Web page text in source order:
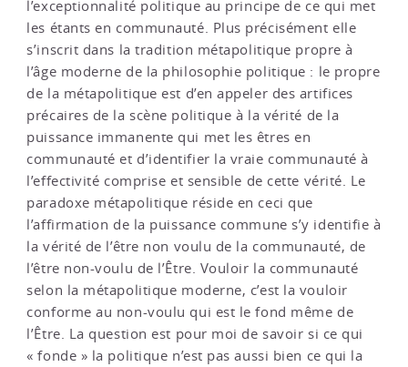
l’exceptionnalité politique au principe de ce qui met
les étants en communauté. Plus précisément elle
s’inscrit dans la tradition métapolitique propre à
l’âge moderne de la philosophie politique : le propre
de la métapolitique est d’en appeler des artifices
précaires de la scène politique à la vérité de la
puissance immanente qui met les êtres en
communauté et d’identifier la vraie communauté à
l’effectivité comprise et sensible de cette vérité. Le
paradoxe métapolitique réside en ceci que
l’affirmation de la puissance commune s’y identifie à
la vérité de l’être non voulu de la communauté, de
l’être non-voulu de l’Être. Vouloir la communauté
selon la métapolitique moderne, c’est la vouloir
conforme au non-voulu qui est le fond même de
l’Être. La question est pour moi de savoir si ce qui
« fonde » la politique n’est pas aussi bien ce qui la